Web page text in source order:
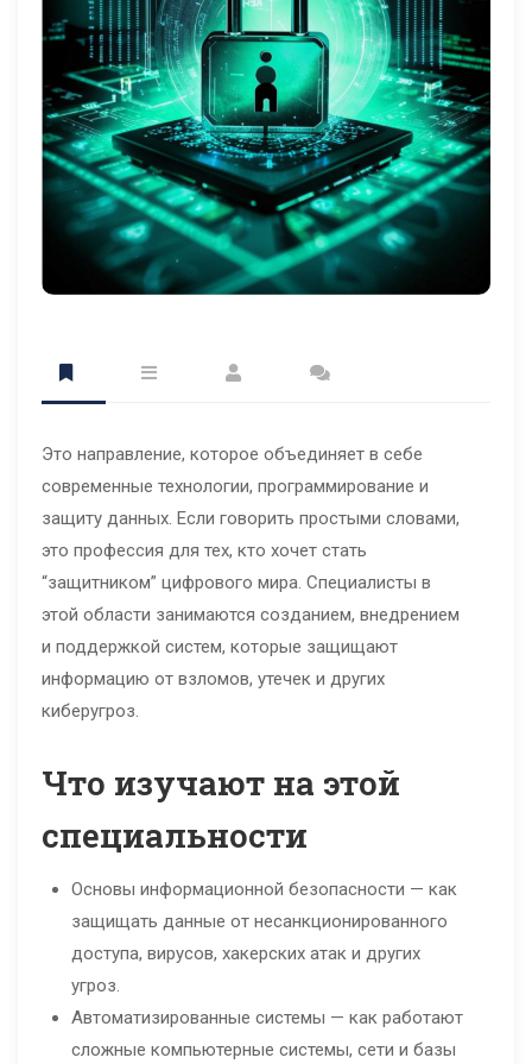
Это направление, которое объединяет в себе
современные технологии, программирование и
защиту данных. Если говорить простыми словами,
это профессия для тех, кто хочет стать
“защитником” цифрового мира. Специалисты в
этой области занимаются созданием, внедрением
и поддержкой систем, которые защищают
информацию от взломов, утечек и других
киберугроз.
Что изучают на этой
специальности
Основы информационной безопасности — как
защищать данные от несанкционированного
доступа, вирусов, хакерских атак и других
угроз.
Автоматизированные системы — как работают
сложные компьютерные системы, сети и базы